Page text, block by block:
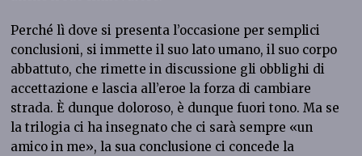
Perché lì dove si presenta l’occasione per semplici
conclusioni, si immette il suo lato umano, il suo corpo
abbattuto, che rimette in discussione gli obblighi di
accettazione e lascia all’eroe la forza di cambiare
strada. È dunque doloroso, è dunque fuori tono. Ma se
la trilogia ci ha insegnato che ci sarà sempre «un
amico in me», la sua conclusione ci concede la